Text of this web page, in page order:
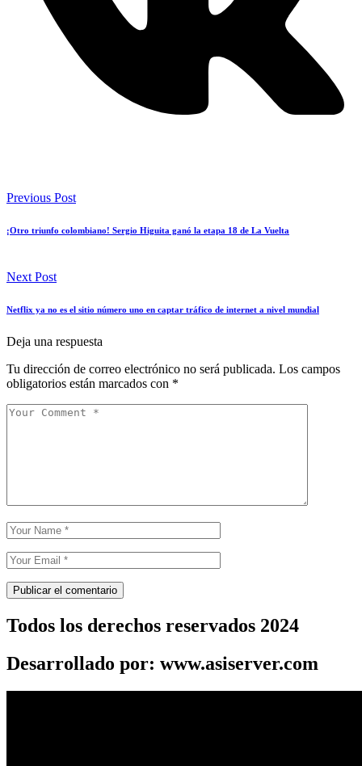
Previous Post
¡Otro triunfo colombiano! Sergio Higuita ganó la etapa 18 de La Vuelta
Next Post
Netflix ya no es el sitio número uno en captar tráfico de internet a nivel mundial
Deja una respuesta
Tu dirección de correo electrónico no será publicada. Los campos
obligatorios están marcados con *
Todos los derechos reservados 2024
Desarrollado por: www.asiserver.com